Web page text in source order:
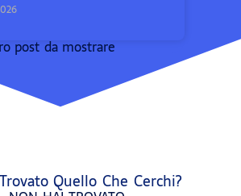
post da mostrare
Quello Che Cerchi?